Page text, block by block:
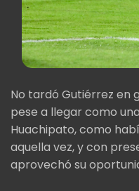
No tardó Gutiérrez en
pese a llegar como
Huachipato, como
aquella vez, y con
aprovechó su